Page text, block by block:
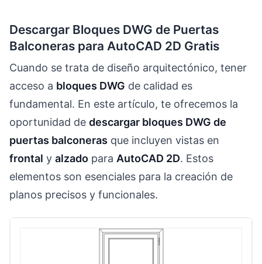
Descargar Bloques DWG de Puertas
Balconeras para AutoCAD 2D Gratis
Cuando se trata de diseño arquitectónico, tener
acceso a bloques DWG de calidad es
fundamental. En este artículo, te ofrecemos la
oportunidad de descargar bloques DWG de
puertas balconeras que incluyen vistas en
frontal y alzado para AutoCAD 2D. Estos
elementos son esenciales para la creación de
planos precisos y funcionales.